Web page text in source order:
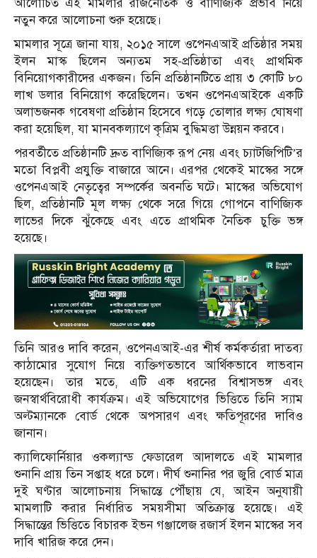
আলোচিত এই মামলার রাজনৈতিক ও বাণিজ্যিক প্রভাব নিয়ে
নতুন করে আলোচনা শুরু হয়েছে।
মামলার সূত্রে জানা যায়, ২০১৫ সালে ওপেনএআই প্রতিষ্ঠার সময়
ইলন মাস্ক ছিলেন অন্যতম সহ-প্রতিষ্ঠাতা এবং প্রাথমিক
বিনিয়োগকারীদের একজন। তিনি প্রতিষ্ঠানটিতে প্রায় ৩ কোটি ৮০
লাখ ডলার বিনিয়োগ করেছিলেন। তখন ওপেনএআইকে একটি
অলাভজনক গবেষণা প্রতিষ্ঠান হিসেবে গড়ে তোলার লক্ষ্য ঘোষণা
করা হয়েছিল, যা মানবকল্যাণে কৃত্রিম বুদ্ধিমত্তা উন্নয়ন করবে।
পরবর্তীতে প্রতিষ্ঠানটি দ্রুত বাণিজ্যিক রূপ নেয় এবং চ্যাটজিপিটি’র
মতো বিপ্লবী প্রযুক্তি বাজারে আনে। এরপর থেকেই মাস্কের সঙ্গে
ওপেনএআই নেতৃত্বের সম্পর্কের অবনতি ঘটে। মাস্কের অভিযোগ
ছিল, প্রতিষ্ঠানটি মূল লক্ষ্য থেকে সরে গিয়ে গোপনে বাণিজ্যিক
লাভের দিকে ঝুঁকেছে এবং এতে প্রাথমিক নৈতিক চুক্তি ভঙ্গ
হয়েছে।
তিনি আরও দাবি করেন, ওপেনএআই-এর শীর্ষ কর্মকর্তারা দাতব্য
কাঠামোর সুযোগ নিয়ে ব্যক্তিগতভাবে আর্থিকভাবে লাভবান
হয়েছেন। তার মতে, এটি এক ধরনের বিশ্বাসভঙ্গ এবং
জনস্বার্থবিরোধী কার্যক্রম। এই অভিযোগের ভিত্তিতে তিনি স্যাম
অল্টম্যানকে বোর্ড থেকে অপসারণ এবং ক্ষতিপূরণের দাবিও
জানান।
ক্যালিফোর্নিয়ার ওকল্যান্ড ফেডারেল আদালতে এই মামলার
শুনানি প্রায় তিন সপ্তাহ ধরে চলে। দীর্ঘ শুনানির পর জুরি বোর্ড মাত্র
দুই ঘণ্টার আলোচনায় সিদ্ধান্তে পৌঁছায় যে, আইন অনুযায়ী
মামলাটি করার নির্ধারিত সময়সীমা অতিক্রান্ত হয়েছে। এই
সিদ্ধান্তের ভিত্তিতে বিচারক ইভন গঞ্জালেজ রজার্স ইলন মাস্কের সব
দাবি খারিজ করে দেন।